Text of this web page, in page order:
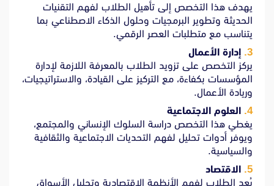
يهدف هذا التخصص إلى تأهيل الطلاب لفهم التقنيات
الحديثة وتطوير البرمجيات وحلول الذكاء الاصطناعي بما
يتناسب مع متطلبات العصر الرقمي.
إدارة الأعمال
يركز التخصص على تزويد الطلاب بالمعرفة اللازمة لإدارة
المؤسسات بكفاءة، مع التركيز على القيادة، والاستراتيجيات،
وريادة الأعمال.
العلوم الاجتماعية
يغطي هذا التخصص دراسة السلوك الإنساني والمجتمع،
ويوفر أدوات تحليل لفهم التحديات الاجتماعية والثقافية
والسياسية.
الاقتصاد
يُعِد الطلاب لفهم الأنظمة الاقتصادية وتحليل الأسواق